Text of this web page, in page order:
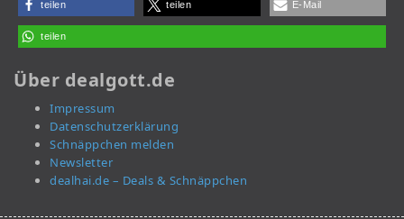
teilen teilen E-Mail
teilen
Über dealgott.de
Impressum
Datenschutzerklärung
Schnäppchen melden
Newsletter
dealhai.de – Deals & Schnäppchen